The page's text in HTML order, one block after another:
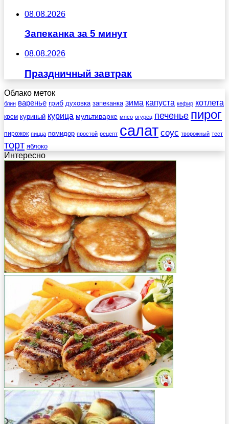
08.08.2026
Запеканка за 5 минут
08.08.2026
Праздничный завтрак
Облако меток
блин варенье гриб духовка запеканка зима капуста кефир котлета
крем куриный курица мультиварке мясо огурец печенье пирог
пирожок пицца помидор простой рецепт салат соус творожный тест
торт яблоко
Интересно